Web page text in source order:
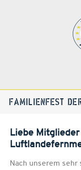
FAMILIENFEST
Liebe
Nach unserem